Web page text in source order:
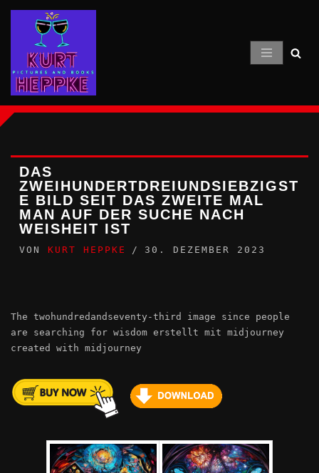
Inhalt
springen
DAS
ZWEIHUNDERTDREIUNDSIEBZIGST
E BILD SEIT DAS ZWEITE MAL
MAN AUF DER SUCHE NACH
WEISHEIT IST
VON KURT HEPPKE 30. DEZEMBER 2023
The twohundredandseventy-third image since people
are searching for wisdom erstellt mit midjourney
created with midjourney